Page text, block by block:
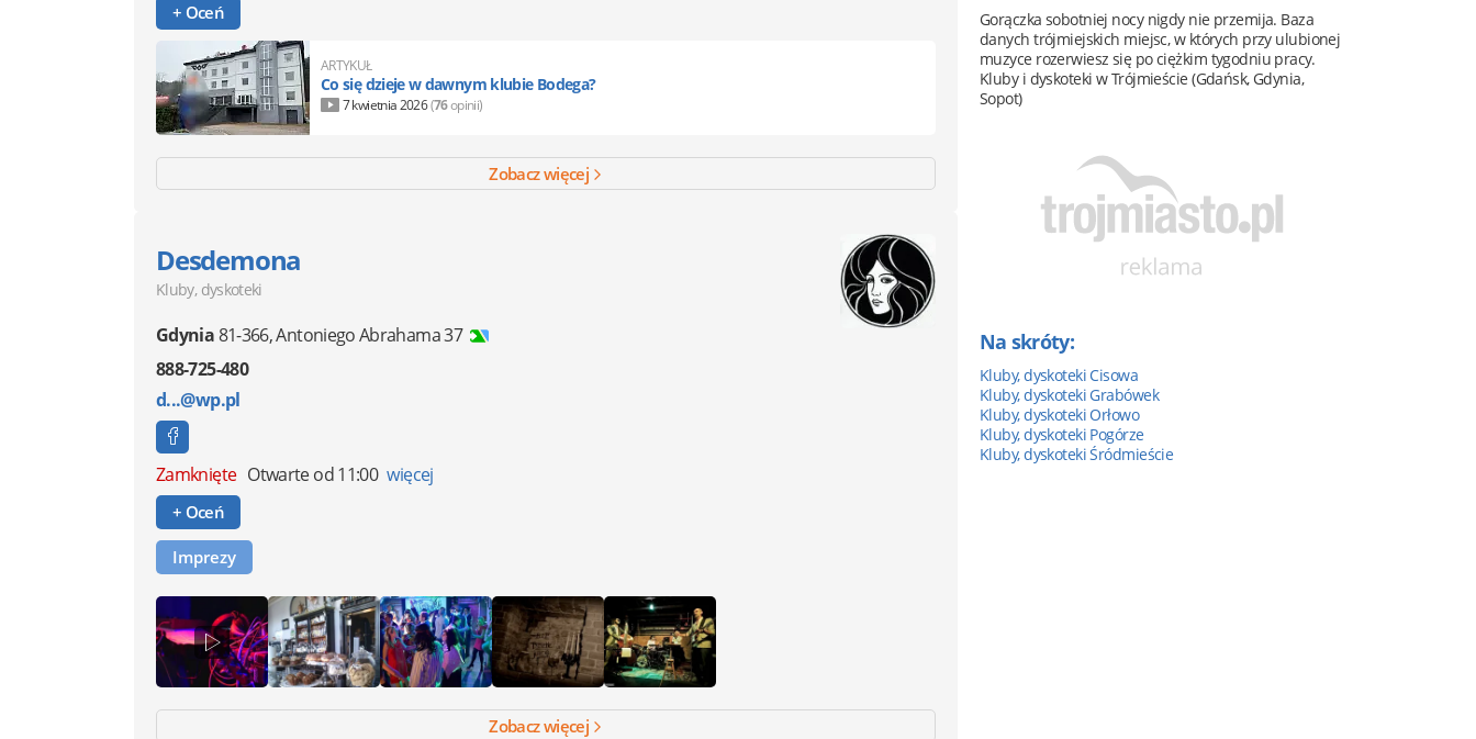
+ Oceń
ARTYKUŁ
Co się dzieje w dawnym klubie Bodega?
7 kwietnia 2026(76opinii)
Zobacz więcej
Desdemona
Kluby, dyskoteki
Gdynia81-366,Antoniego Abrahama 37
888-725-480
d...@wp.pl
Zamknięte Otwarte od 11:00 więcej
+ Oceń
Imprezy
Zobacz więcej
Gorączka sobotniej nocy nigdy nie przemija. Baza
danych trójmiejskich miejsc, w których przy ulubionej
muzyce rozerwiesz się po ciężkim tygodniu pracy.
Kluby i dyskoteki w Trójmieście (Gdańsk, Gdynia,
Sopot)
Na skróty:
Kluby, dyskoteki Cisowa
Kluby, dyskoteki Grabówek
Kluby, dyskoteki Orłowo
Kluby, dyskoteki Pogórze
Kluby, dyskoteki Śródmieście